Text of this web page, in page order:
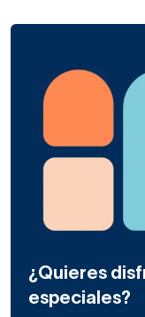
¿Quieres
especiales?